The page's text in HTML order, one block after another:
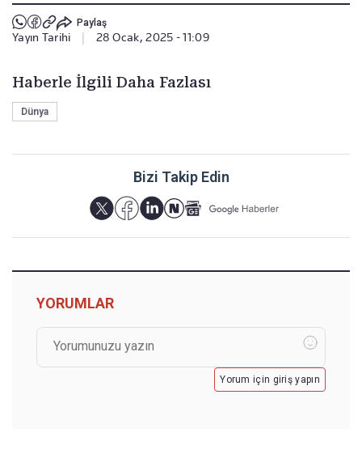
Paylaş
Yayın Tarihi 28 Ocak, 2025 - 11:09
Haberle İlgili Daha Fazlası
Dünya
Bizi Takip Edin
YORUMLAR
Yorum için giriş yapın